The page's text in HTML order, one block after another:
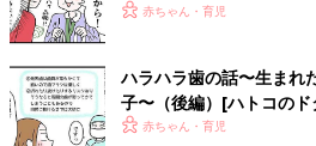
赤ちゃん・育児
ハラハラ歯の話〜生まれ
子〜（後編）[ハトコのド
赤ちゃん・育児